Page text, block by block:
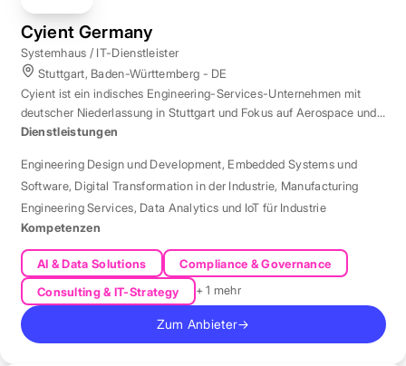
Cyient Germany
Systemhaus / IT-Dienstleister
Stuttgart, Baden-Württemberg - DE
Cyient ist ein indisches Engineering-Services-Unternehmen mit
deutscher Niederlassung in Stuttgart und Fokus auf Aerospace und
Automotive.
Dienstleistungen
Engineering Design und Development, Embedded Systems und
Software, Digital Transformation in der Industrie, Manufacturing
Engineering Services, Data Analytics und IoT für Industrie
Kompetenzen
AI & Data Solutions
Compliance & Governance
Consulting & IT-Strategy
+ 1 mehr
Zum Anbieter→